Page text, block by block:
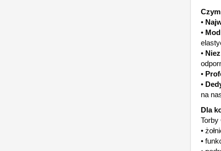
•
•
•
•
•
na
Dla
Torby
•
•